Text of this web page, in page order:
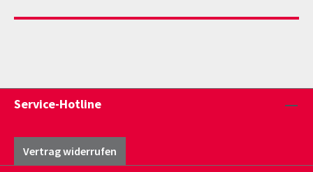
Service-Hotline
Vertrag widerrufen